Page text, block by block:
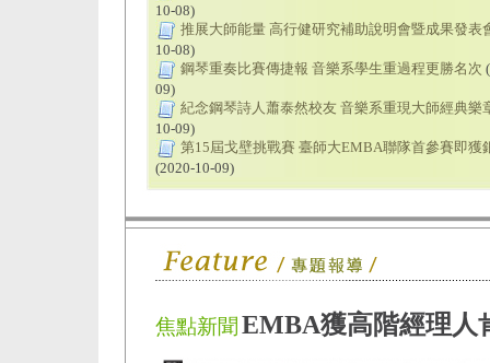
10-08)
推展大師能量 高行健研究補助說明會暨成果發表
10-08)
鋼琴重奏比賽傳捷報 音樂系學生重過程更勝名次
09)
紀念鋼琴詩人蕭泰然校友 音樂系重現大師經典樂
10-09)
第15屆戈壁挑戰賽 臺師大EMBA聯隊首參賽即獲
(2020-10-09)
焦點新聞EMBA獲高階經理人